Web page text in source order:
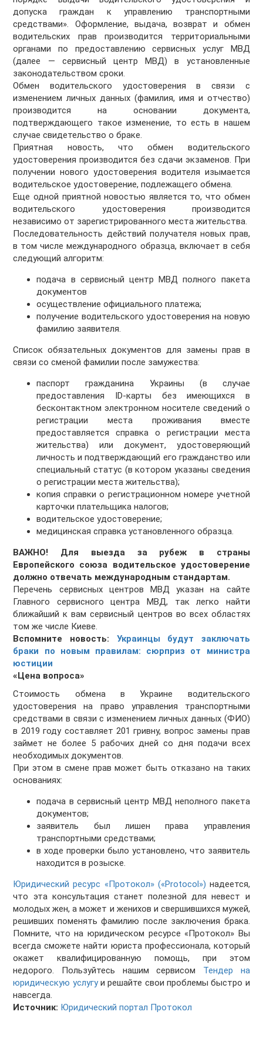
допуска граждан к управлению транспортными
средствами». Оформление, выдача, возврат и обмен
водительских прав производится территориальными
органами по предоставлению сервисных услуг МВД
(далее — сервисный центр МВД) в установленные
законодательством сроки.
Обмен водительского удостоверения в связи с
изменением личных данных (фамилия, имя и отчество)
производится на основании документа,
подтверждающего такое изменение, то есть в нашем
случае свидетельство о браке.
Приятная новость, что обмен водительского
удостоверения производится без сдачи экзаменов. При
получении нового удостоверения водителя изымается
водительское удостоверение, подлежащего обмена.
Еще одной приятной новостью является то, что обмен
водительского удостоверения производится
независимо от зарегистрированного места жительства.
Последовательность действий получателя новых прав,
в том числе международного образца, включает в себя
следующий алгоритм:
подача в сервисный центр МВД полного пакета
документов
осуществление официального платежа;
получение водительского удостоверения на новую
фамилию заявителя.
Список обязательных документов для замены прав в
связи со сменой фамилии после замужества:
паспорт гражданина Украины (в случае
предоставления ID-карты без имеющихся в
бесконтактном электронном носителе сведений о
регистрации места проживания вместе
предоставляется справка о регистрации места
жительства) или документ, удостоверяющий
личность и подтверждающий его гражданство или
специальный статус (в котором указаны сведения
о регистрации места жительства);
копия справки о регистрационном номере учетной
карточки плательщика налогов;
водительское удостоверение;
медицинская справка установленного образца.
ВАЖНО! Для выезда за рубеж в страны
Европейского союза водительское удостоверение
должно отвечать международным стандартам.
Перечень сервисных центров МВД указан на сайте
Главного сервисного центра МВД, так легко найти
ближайший к вам сервисный центров во всех областях
том же числе Киеве.
Вспомните новость: Украинцы будут заключать
браки по новым правилам: сюрприз от министра
юстиции
«Цена вопроса»
Стоимость обмена в Украине водительского
удостоверения на право управления транспортными
средствами в связи с изменением личных данных (ФИО)
в 2019 году составляет 201 гривну, вопрос замены прав
займет не более 5 рабочих дней со дня подачи всех
необходимых документов.
При этом в смене прав может быть отказано на таких
основаниях:
подача в сервисный центр МВД неполного пакета
документов;
заявитель был лишен права управления
транспортными средствами;
в ходе проверки было установлено, что заявитель
находится в розыске.
Юридический ресурс «Протокол» («Protocol») надеется,
что эта консультация станет полезной для невест и
молодых жен, а может и женихов и свершившихся мужей,
решивших поменять фамилию после заключения брака.
Помните, что на юридическом ресурсе «Протокол» Вы
всегда сможете найти юриста профессионала, который
окажет квалифицированную помощь, при этом
недорого. Пользуйтесь нашим сервисом Тендер на
юридическую услугуи решайте свои проблемы быстро и
навсегда.
Источник: Юридический портал Протокол